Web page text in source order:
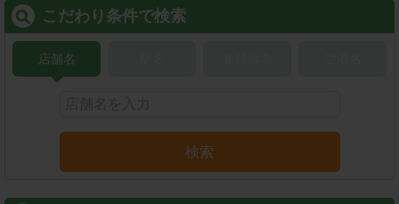
こだわり条件で検索
店舗名
検索